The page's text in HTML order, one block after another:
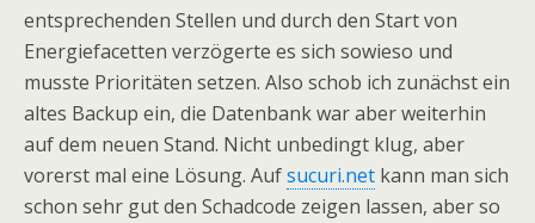
entsprechenden Stellen und durch den Start von
Energiefacetten verzögerte es sich sowieso und
musste Prioritäten setzen. Also schob ich zunächst ein
altes Backup ein, die Datenbank war aber weiterhin
auf dem neuen Stand. Nicht unbedingt klug, aber
vorerst mal eine Lösung. Aufsucuri.net kann man sich
schon sehr gut den Schadcode zeigen lassen, aber so